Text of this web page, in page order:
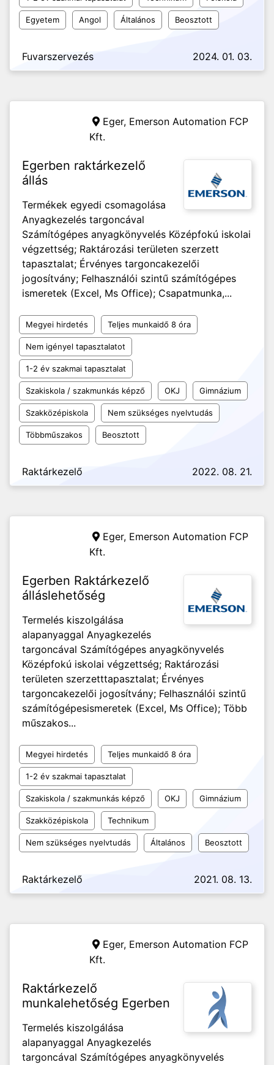
Egyetem Angol Általános Beosztott
Fuvarszervezés 2024. 01. 03.
Eger, Emerson Automation FCP
Kft.
Egerben raktárkezelő
állás
Termékek egyedi csomagolása
Anyagkezelés targoncával
Számítógépes anyagkönyvelés Középfokú iskolai
végzettség; Raktározási területen szerzett
tapasztalat; Érvényes targoncakezelői
jogosítvány; Felhasználói szintű számítógépes
ismeretek (Excel, Ms Office); Csapatmunka,...
Megyei hirdetés Teljes munkaidő 8 óra
Nem igényel tapasztalatot
1-2 év szakmai tapasztalat
Szakiskola / szakmunkás képző OKJ Gimnázium
Szakközépiskola Nem szükséges nyelvtudás
Többműszakos Beosztott
Raktárkezelő 2022. 08. 21.
Eger, Emerson Automation FCP
Kft.
Egerben Raktárkezelő
álláslehetőség
Termelés kiszolgálása
alapanyaggal Anyagkezelés
targoncával Számítógépes anyagkönyvelés
Középfokú iskolai végzettség; Raktározási
területen szerzetttapasztalat; Érvényes
targoncakezelői jogosítvány; Felhasználói szintű
számítógépesismeretek (Excel, Ms Office); Több
műszakos...
Megyei hirdetés Teljes munkaidő 8 óra
1-2 év szakmai tapasztalat
Szakiskola / szakmunkás képző OKJ Gimnázium
Szakközépiskola Technikum
Nem szükséges nyelvtudás Általános Beosztott
Raktárkezelő 2021. 08. 13.
Eger, Emerson Automation FCP
Kft.
Raktárkezelő
munkalehetőség Egerben
Termelés kiszolgálása
alapanyaggal Anyagkezelés
targoncával Számítógépes anyagkönyvelés